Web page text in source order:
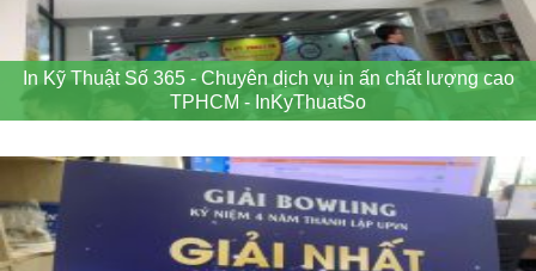
In Kỹ Thuật Số 365 - Chuyên dịch vụ in ấn chất lượng cao
TPHCM - InKyThuatSo